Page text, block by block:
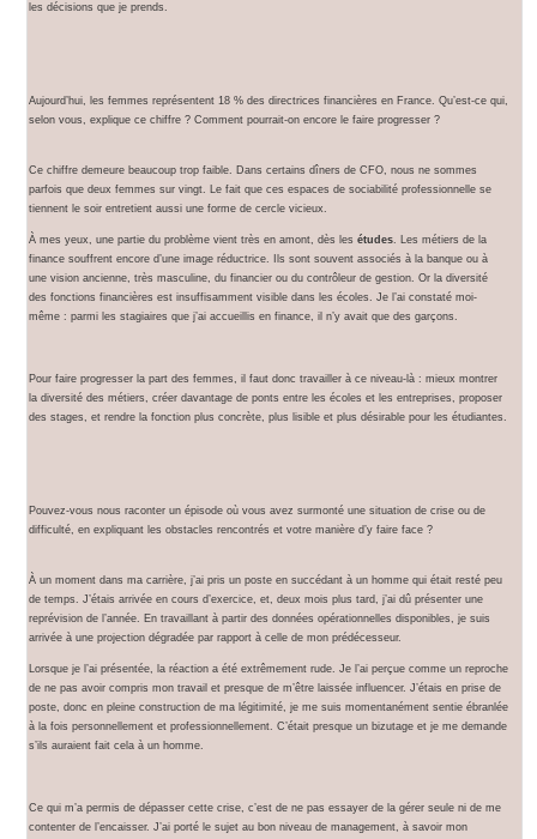
les décisions que je prends.
Aujourd’hui, les femmes représentent 18 % des directrices financières en France. Qu’est-ce qui,
selon vous, explique ce chiffre ? Comment pourrait-on encore le faire progresser ?
Ce chiffre demeure beaucoup trop faible. Dans certains dîners de CFO, nous ne sommes
parfois que deux femmes sur vingt. Le fait que ces espaces de sociabilité professionnelle se
tiennent le soir entretient aussi une forme de cercle vicieux.
À mes yeux, une partie du problème vient très en amont, dès les études. Les métiers de la
finance souffrent encore d’une image réductrice. Ils sont souvent associés à la banque ou à
une vision ancienne, très masculine, du financier ou du contrôleur de gestion. Or la diversité
des fonctions financières est insuffisamment visible dans les écoles. Je l’ai constaté moi-
même : parmi les stagiaires que j’ai accueillis en finance, il n’y avait que des garçons.
Pour faire progresser la part des femmes, il faut donc travailler à ce niveau-là : mieux montrer
la diversité des métiers, créer davantage de ponts entre les écoles et les entreprises, proposer
des stages, et rendre la fonction plus concrète, plus lisible et plus désirable pour les étudiantes.
Pouvez-vous nous raconter un épisode où vous avez surmonté une situation de crise ou de
difficulté, en expliquant les obstacles rencontrés et votre manière d’y faire face ?
À un moment dans ma carrière, j’ai pris un poste en succédant à un homme qui était resté peu
de temps. J’étais arrivée en cours d’exercice, et, deux mois plus tard, j’ai dû présenter une
reprévision de l’année. En travaillant à partir des données opérationnelles disponibles, je suis
arrivée à une projection dégradée par rapport à celle de mon prédécesseur.
Lorsque je l’ai présentée, la réaction a été extrêmement rude. Je l’ai perçue comme un reproche
de ne pas avoir compris mon travail et presque de m’être laissée influencer. J’étais en prise de
poste, donc en pleine construction de ma légitimité, je me suis momentanément sentie ébranlée
à la fois personnellement et professionnellement. C’était presque un bizutage et je me demande
s’ils auraient fait cela à un homme.
Ce qui m’a permis de dépasser cette crise, c’est de ne pas essayer de la gérer seule ni de me
contenter de l’encaisser. J’ai porté le sujet au bon niveau de management, à savoir mon